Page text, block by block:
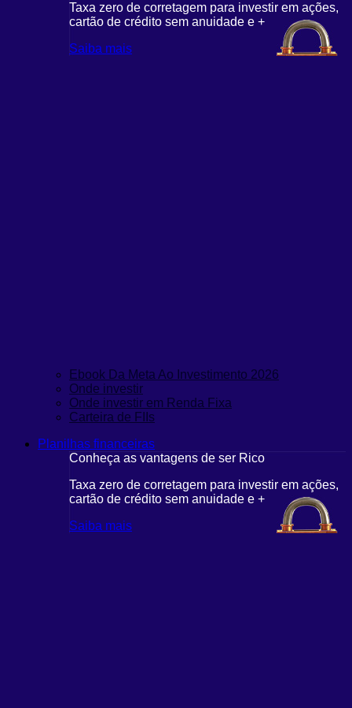
Taxa zero de corretagem para investir em ações,
cartão de crédito sem anuidade e +
Saiba mais
Ebook Da Meta Ao Investimento 2026
Onde investir
Onde investir em Renda Fixa
Carteira de FIIs
Planilhas financeiras
Conheça as vantagens de ser Rico
Taxa zero de corretagem para investir em ações,
cartão de crédito sem anuidade e +
Saiba mais